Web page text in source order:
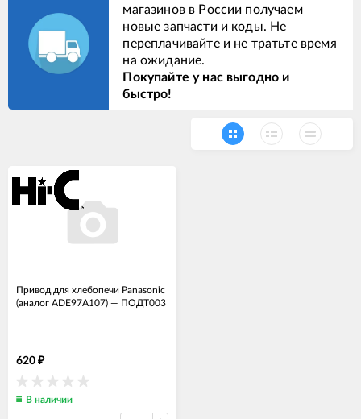
магазинов в России получаем
новые запчасти и коды. Не
переплачивайте и не тратьте время
на ожидание.
Покупайте у нас выгодно и
быстро!
Привод для хлебопечи Panasonic
(аналог ADE97A107) — ПОДТ003
620 ₽
В наличии